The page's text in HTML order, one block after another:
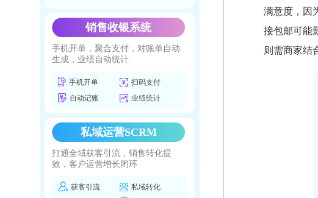
销售收银系统
手机开单，聚合支付，对账单自动
生成，业绩自动统计
手机开单
扫码支付
自动记账
业绩统计
私域运营SCRM
打通全域获客引流，销售转化提
效，客户运营增长闭环
获客引流
私域转化
满意度，因
接包邮可能
则需商家结